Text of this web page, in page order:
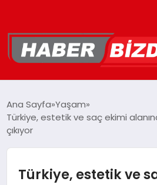
YAŞAM
Ana Sayfa Yaşam
Türkiye, estetik ve saç ekimi
çıkıyor
Türkiye, estetik ve